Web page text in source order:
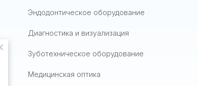
Эндодонтическое оборудование
Диагностика и визуализация
Зуботехническое оборудование
Медицинская оптика